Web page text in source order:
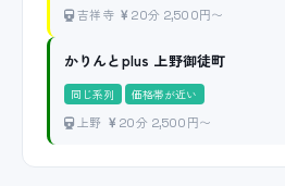
吉祥寺 20分 2,500円〜
かりんとplus 上野御徒町
同じ系列 価格帯が近い
上野 20分 2,500円〜